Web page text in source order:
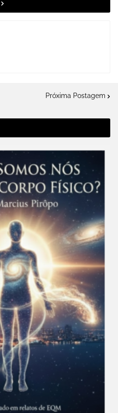
Próxima Postagem